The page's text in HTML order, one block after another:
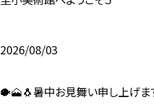
2026/08/03
🐡🗻🐧暑中お見舞い申し上げま